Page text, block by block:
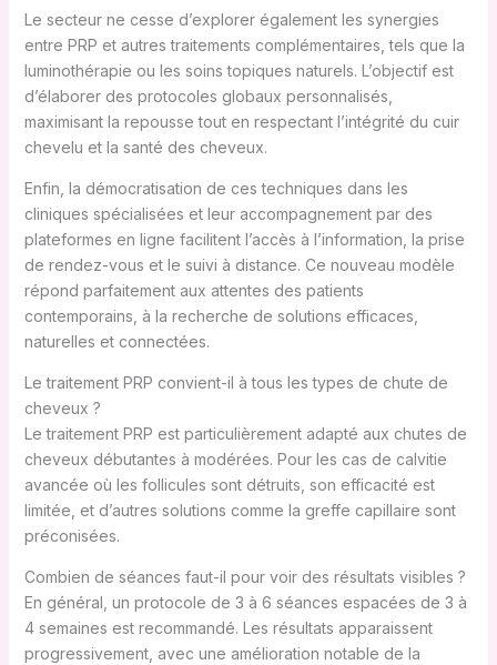
Le secteur ne cesse d’explorer également les synergies
entre PRP et autres traitements complémentaires, tels que la
luminothérapie ou les soins topiques naturels. L’objectif est
d’élaborer des protocoles globaux personnalisés,
maximisant la repousse tout en respectant l’intégrité du cuir
chevelu et la santé des cheveux.
Enfin, la démocratisation de ces techniques dans les
cliniques spécialisées et leur accompagnement par des
plateformes en ligne facilitent l’accès à l’information, la prise
de rendez-vous et le suivi à distance. Ce nouveau modèle
répond parfaitement aux attentes des patients
contemporains, à la recherche de solutions efficaces,
naturelles et connectées.
Le traitement PRP convient-il à tous les types de chute de
cheveux ?
Le traitement PRP est particulièrement adapté aux chutes de
cheveux débutantes à modérées. Pour les cas de calvitie
avancée où les follicules sont détruits, son efficacité est
limitée, et d’autres solutions comme la greffe capillaire sont
préconisées.
Combien de séances faut-il pour voir des résultats visibles ?
En général, un protocole de 3 à 6 séances espacées de 3 à
4 semaines est recommandé. Les résultats apparaissent
progressivement, avec une amélioration notable de la